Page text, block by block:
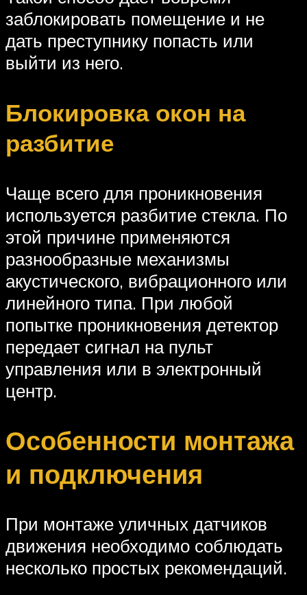
заблокировать помещение и не
дать преступнику попасть или
выйти из него.
Блокировка окон на
разбитие
Чаще всего для проникновения
используется разбитие стекла. По
этой причине применяются
разнообразные механизмы
акустического, вибрационного или
линейного типа. При любой
попытке проникновения детектор
передает сигнал на пульт
управления или в электронный
центр.
Особенности монтажа
и подключения
При монтаже уличных датчиков
движения необходимо соблюдать
несколько простых рекомендаций.